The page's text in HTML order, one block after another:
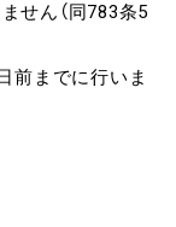
せん（同783条5
前までに行いま